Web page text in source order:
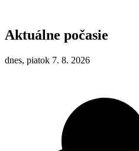
Aktuálne počasie
dnes, piatok 7. 8. 2026